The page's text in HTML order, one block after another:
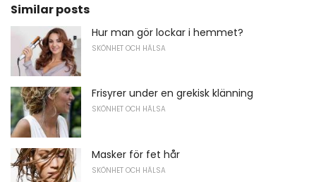
Similar posts
Hur man gör lockar i hemmet?
SKÖNHET OCH HÄLSA
Frisyrer under en grekisk klänning
SKÖNHET OCH HÄLSA
Masker för fet hår
SKÖNHET OCH HÄLSA